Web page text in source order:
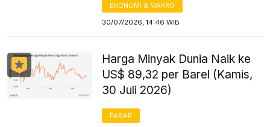
EKONOMI & MAKRO
30/07/2026, 14:46 WIB
Harga Minyak Dunia Naik ke
US$ 89,32 per Barel (Kamis,
30 Juli 2026)
PASAR